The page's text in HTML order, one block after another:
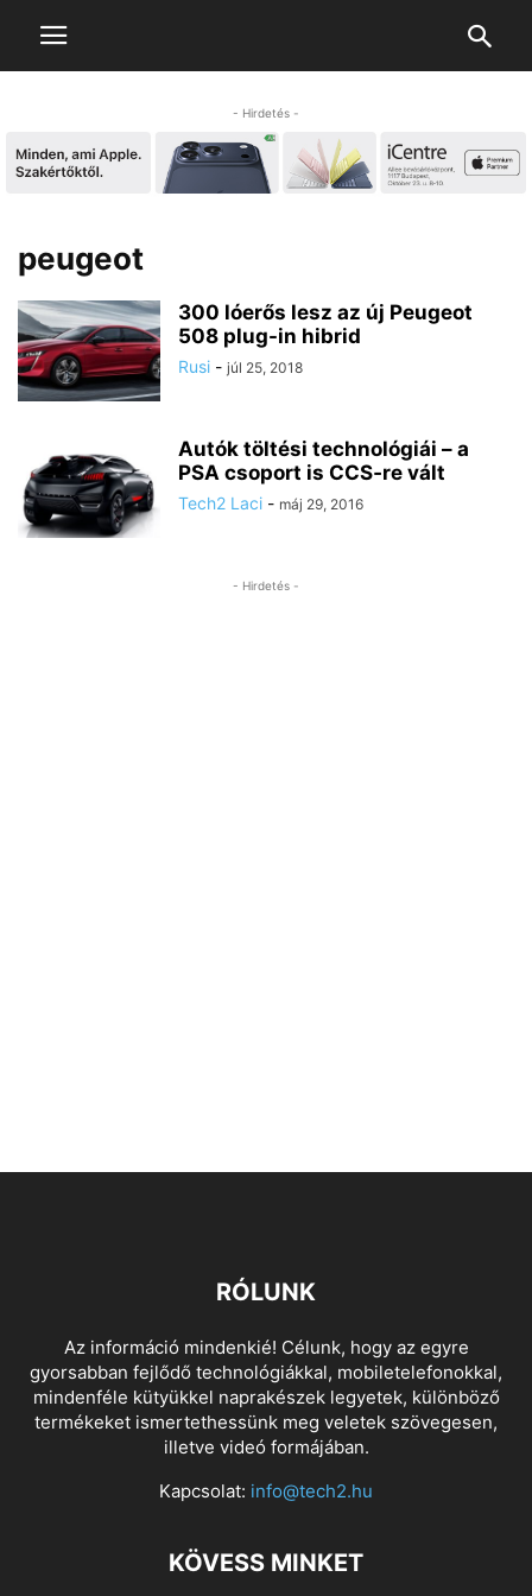
- Hirdetés -
peugeot
300 lóerős lesz az új Peugeot
508 plug-in hibrid
Rusi - júl 25, 2018
Autók töltési technológiái – a
PSA csoport is CCS‑re vált
Tech2 Laci - máj 29, 2016
- Hirdetés -
RÓLUNK
Az információ mindenkié! Célunk, hogy az egyre
gyorsabban fejlődő technológiákkal, mobiletelefonokkal,
mindenféle kütyükkel naprakészek legyetek, különböző
termékeket ismertethessünk meg veletek szövegesen,
illetve videó formájában.
Kapcsolat: info@tech2.hu
KÖVESS MINKET